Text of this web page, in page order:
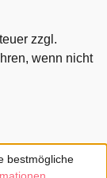
zzgl.
wenn nicht
bestmögliche